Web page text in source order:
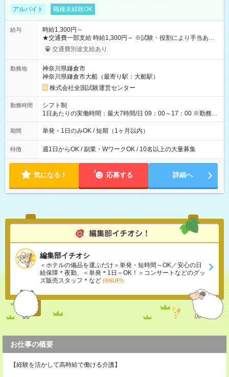
アルバイト 職種未経験OK
給与
時給1,300円～
★交通費一部支給 時給1,300円～ ※試験・役割により手当あり
※勤務回数により昇給あり 【即給（前払い）オプションあ
り！】 希望される場合、勤務から1週間ほどで給与の一部を受け
例】 ・河合塾模擬試験 8:30～17:30（休憩1時間） 時給1,300円
×8時間＝日収10,400円＋交通費 ※当日の役割により時給＋100
円の場合あり ・国家試験 7:00～13:30（休憩なし） 時給1,300
円（役割手当＋100円）×6時間＝日収8,400円＋交通費 【試用期
間】試用期間なし
交通費別途支給あり
勤務地
神奈川県鎌倉市
神奈川県鎌倉市大船（最寄り駅：大船駅）
株式会社全国試験運営センター
勤務時間
シフト制
1日あたりの実働時間：最大7時間/日 09：00～17：00 ※勤務時
間は 試験により異なります。
期間 単発・1日のみOK / 短期（1ヶ月以内）
特徴 週1日からOK / 副業・WワークOK / 10名以上の大量募集
気になる！ 応募する 詳細へ
編集部イチオシ
＜ホテルの備品を運ぶだけ＞単発・短時間～OK／安心の日
給保障＊夜勤、＜単発＊1日～OK！＞コンサートなどのグッ
ズ販売スタッフ＊など (8/6UP!)
お仕事の概要
【経験を活かして高時給で働ける介護】